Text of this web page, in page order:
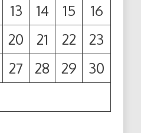
13 14 15
16
20 21 22
23
27 28 29
30